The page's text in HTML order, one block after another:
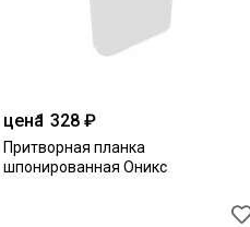
цена1 328 ₽
Притворная планка
шпонированная Оникс